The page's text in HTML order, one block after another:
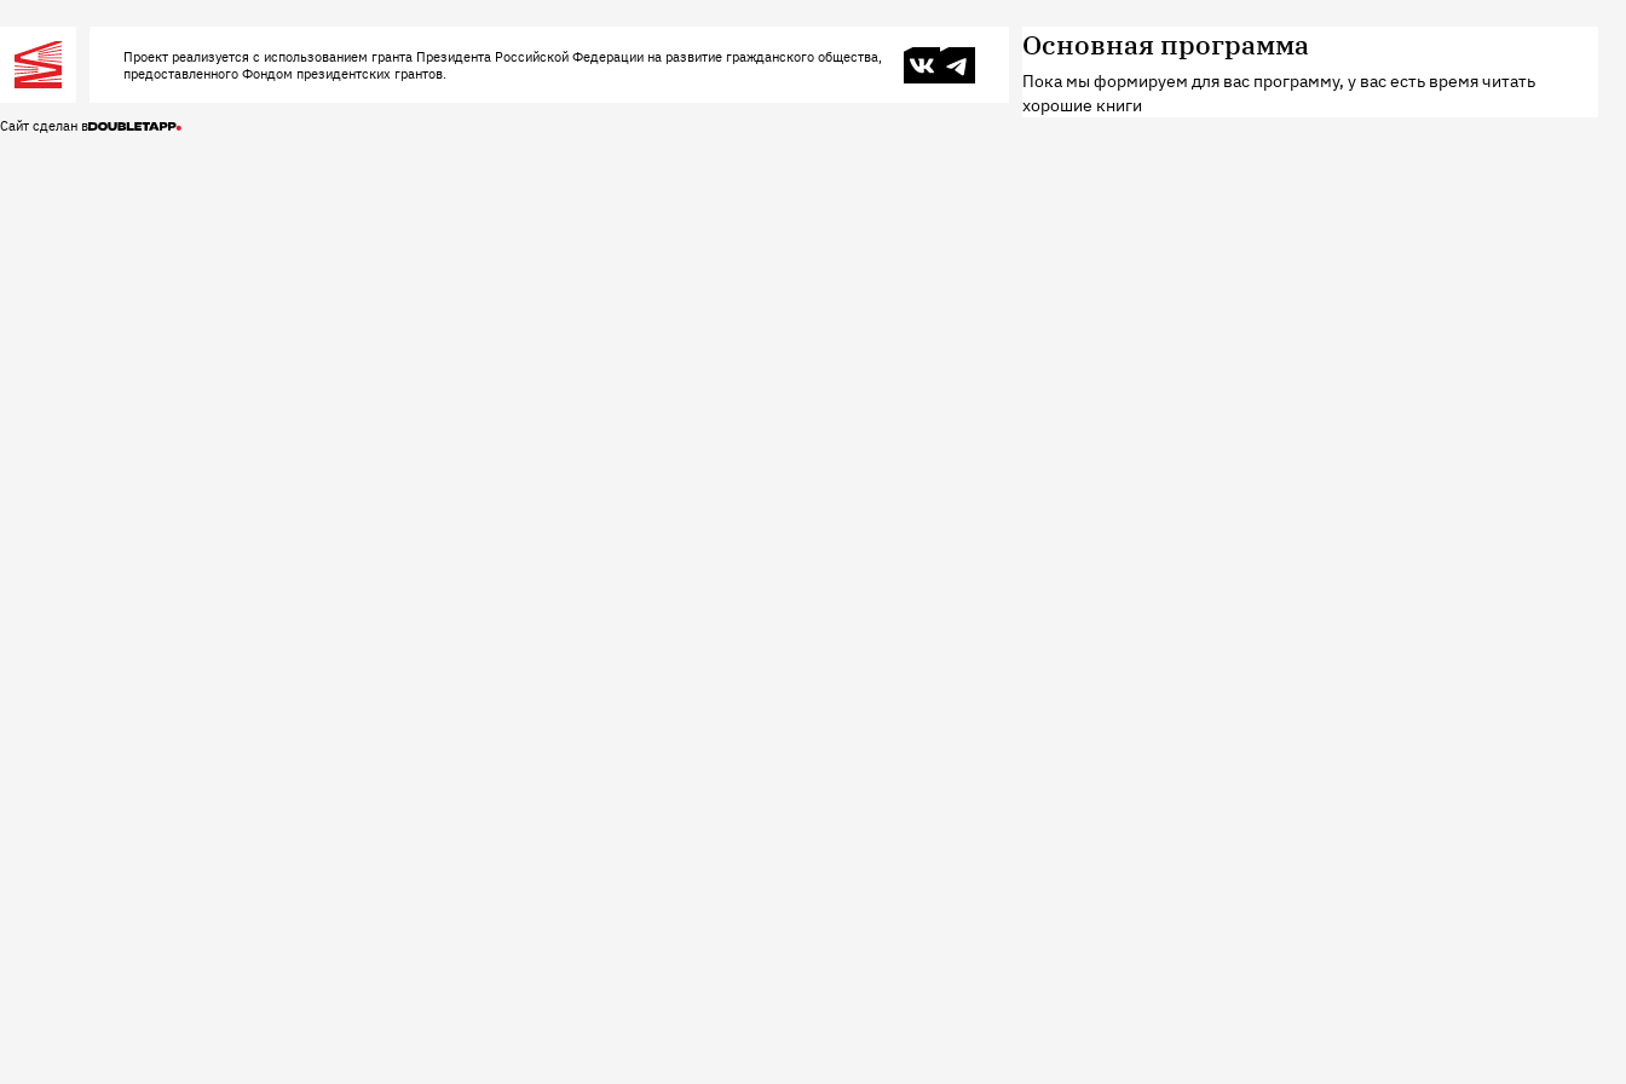
Основная программа
Пока мы формируем для вас программу, у вас есть время читать
хорошие книги
Проект реализуется с использованием гранта Президента Российской Федерации на развитие гражданского общества,
предоставленного Фондом президентских грантов.
В контактеТелеграм
Сайт сделан в